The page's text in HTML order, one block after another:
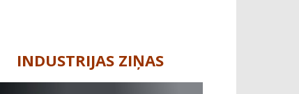
INDUSTRIJAS ZIŅAS